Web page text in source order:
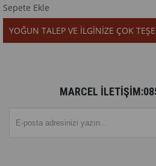
Sepete Ekle
YOĞUN TALEP VE İLGİNİZE ÇOK
MARCEL